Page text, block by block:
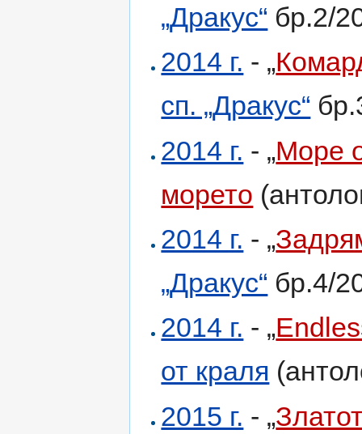
„Дракус“ бр.2/
2014 г. - „
сп. „Дракус“
2014 г. - „Море
морето
2014 г. - „
„Дракус“ бр.4/
2014 г. - „
от краля
2015 г. - „